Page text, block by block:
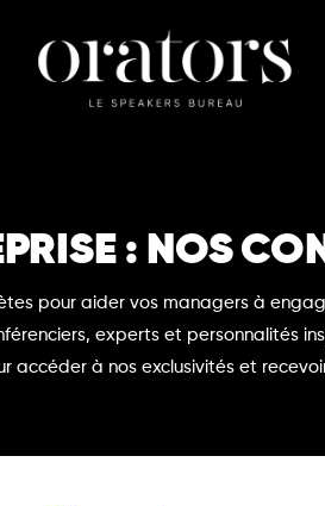
: NOS
pour aider vos managers à
experts et personnalités
à nos exclusivités et